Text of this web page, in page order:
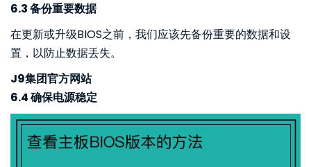
6.3 备份重要数据
在更新或升级BIOS之前，我们应该先备份重要的数据和设
置，以防止数据丢失。
J9集团官方网站
6.4 确保电源稳定